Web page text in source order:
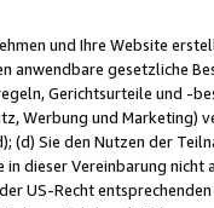
und Ihre Website
anwendbare gesetzliche
Gerichtsurteile und -
Werbung und Marketing)
(d) Sie den Nutzen der
dieser Vereinbarung nicht
US-Recht